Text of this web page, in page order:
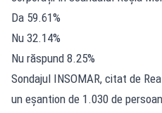
Da 59.61%
Nu 32.14%
Nu răspund 8.25%
Sondajul INSOMAR, citat de
un eșantion de 1.030 de